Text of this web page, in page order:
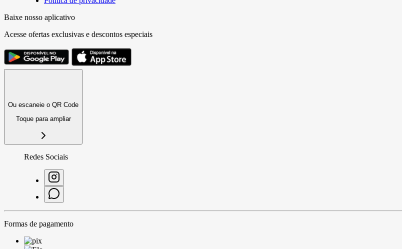
Baixe nosso aplicativo
Acesse ofertas exclusivas e descontos especiais
Ou escaneie o QR Code
Toque para ampliar
Redes Sociais
Formas de pagamento